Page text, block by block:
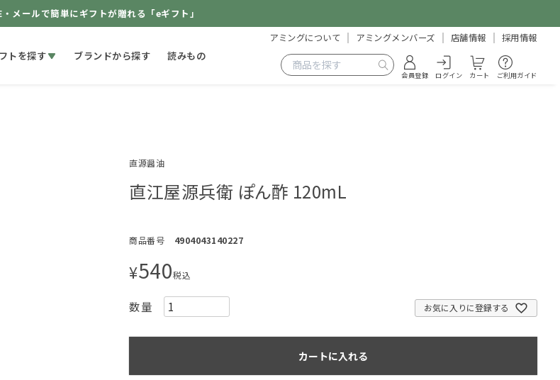
・メールで簡単にギフトが贈れる「eギフト」
トを探す ブランドから探す 読みもの
アミングについて アミングメンバーズ 店舗情報 採用情報
会員登録 ログイン カート ご利用ガイド
直源醤油
直江屋源兵衛 ぽん酢 120mL
商品番号 4904043140227
¥540税込
お気に入りに登録する
カートに入れる